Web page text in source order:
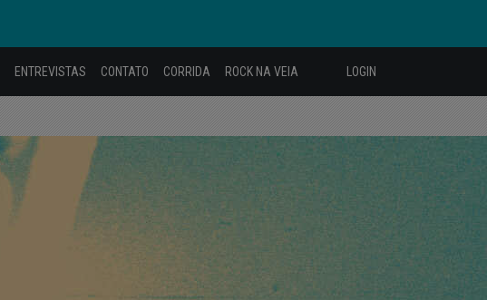
ENTREVISTAS CONTATO CORRIDA ROCK NA VEIA LOGIN